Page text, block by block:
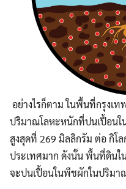
อย่างไรก็ตาม ในพื้นที่กรุงเ
ปริมาณโลหะหนักที่ปนเปื้อนใ
สูงสุดที่ 269 มิลลิกรัม ต่อ กิโ
ประเทศมาก ดังนั้น พื้นที่ดินใ
จะปนเปื้อนในพืชผักในปริม